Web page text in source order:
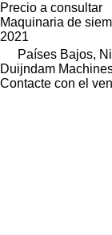
Precio a consultar
Maquinaria de
2021
Países Bajos,
Duijndam
Contacte con el